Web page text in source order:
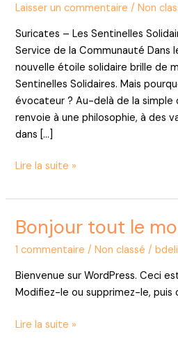
Laisser un commentaire /Non
Suricates – Les Sentinelles
Service de la Communauté Dans
nouvelle étoile solidaire brille de
Sentinelles Solidaires. Mais
évocateur ? Au-delà de la simple
renvoie à une philosophie, à des
dans […]
pourquoi?
Lire la suite »
Bonjour tout le
1 commentaire /Non classé /
Bienvenue sur WordPress. Ceci
Modifiez-le ou supprimez-le, puis
Bonjour
le
monde !
Lire la suite »